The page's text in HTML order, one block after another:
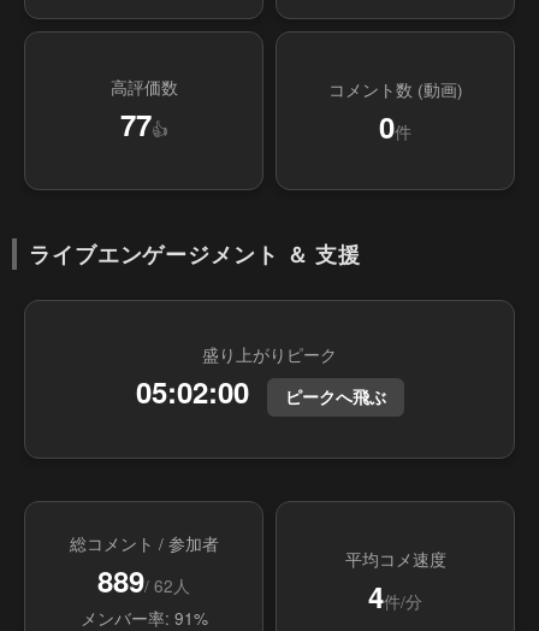
高評価数
77👍
コメント数 (動画)
0件
ライブエンゲージメント ＆ 支援
盛り上がりピーク
05:02:00 ピークへ飛ぶ
総コメント / 参加者
889/ 62人
メンバー率: 91%
平均コメ速度
4件/分